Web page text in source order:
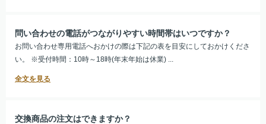
問い合わせの電話がつながりやすい時間帯はいつですか？
お問い合わせ専用電話へおかけの際は下記の表を目安にしておかけくださ
い。 ※受付時間：10時～18時(年末年始は休業) ...
交換商品の注文はできますか？